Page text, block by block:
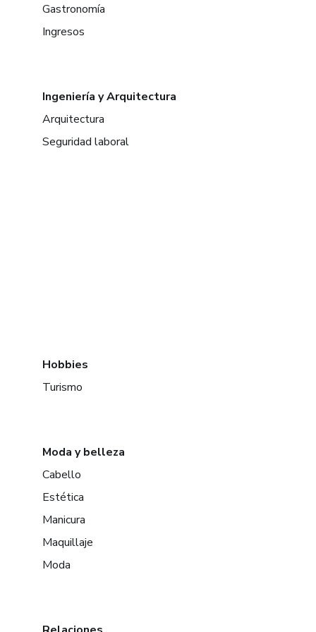
Gastronomía
Ingresos
Ingeniería y Arquitectura
Arquitectura
Seguridad laboral
Hobbies
Turismo
Moda y belleza
Cabello
Estética
Manicura
Maquillaje
Moda